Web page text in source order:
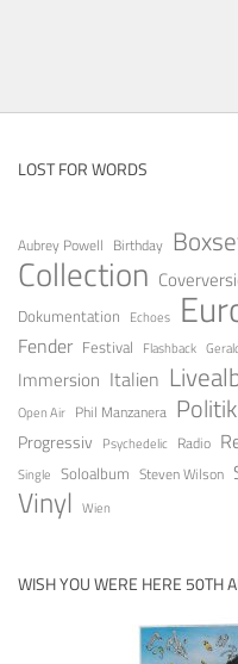
LOST FOR WORDS
Aubrey Powell Birthday
Collection
Dokumentation Echoes
Fender Festival Flashback
Immersion Italien
Open Air Phil Manzanera Politik
Progressiv Psychedelic Radio
Single Soloalbum Steven Wilson
Vinyl Wien
WISH YOU WERE HERE 50TH